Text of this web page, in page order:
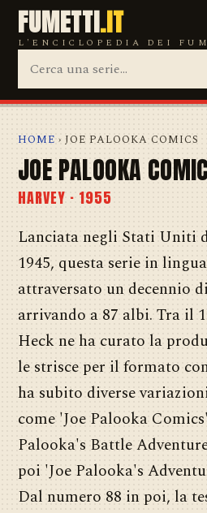
FUMETTI.IT
L'ENCICLOPEDIA DEI
HOME › JOE PALOOKA COMICS
JOE PALOOKA
HARVEY · 1955
Lanciata negli Stati Uniti
1945, questa serie in
attraversato un decennio
arrivando a 87 albi. Tra il
Heck ne ha curato la
le strisce per il formato
ha subito diverse
come 'Joe Palooka
Palooka's Battle
poi 'Joe Palooka's
Dal numero 88 in poi, la